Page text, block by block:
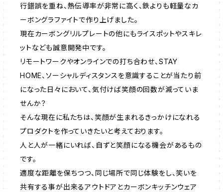
行錯誤を重ね、熱伝導率が非常に高く、鉄よりも軽量なカ
ーボングラファイトで作り上げました。
現在カーボングリルプレートの他にもライスポットやスキレ
ットなども誠意開発中です。
リモートワークやオンラインでの打ち合わせ、STAY
HOME、ソーシャルディスタンスを意識することが当たり前
になった日々において、気付けば笑顔の回数が減っていま
せんか？
そんな現在に私たちは、笑顔が生まれるきっかけになれる
プロダクトを作っていきたいと考えております。
人と人が一緒にいれば、自ずと笑顔になる機会があるもの
です。
適度な距離を保ちつつ、同じ場所で同じ体験をし、笑いを
共有する事が出来るアウトドアとカーボンキッチンウェア